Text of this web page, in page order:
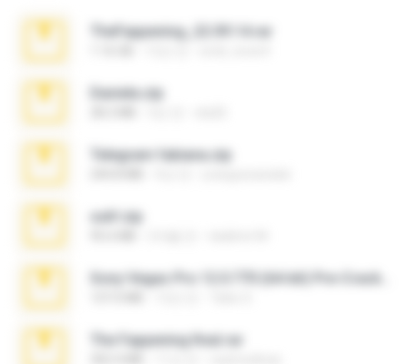
TheFappening_22.09.14.rar
Daniela.zip
Telegram fabiana.zip
ouh!.zip
The Fappening final.rar